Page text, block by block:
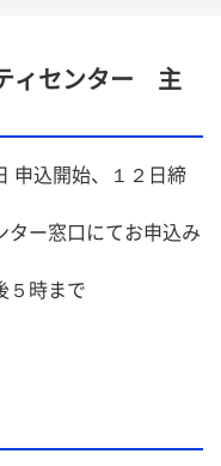
ィセンター 主
申込開始、１２日締
ター窓口にてお申込み
５時まで